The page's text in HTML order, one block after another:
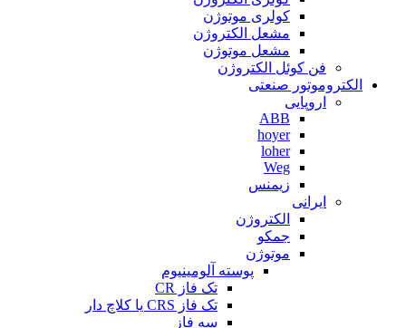
کولری موتوژن
مشعل الکتروژن
مشعل موتوژن
فن کوئل الکتروژن
الکتروموتور صنعتی
اروپایی
ABB
hoyer
loher
Weg
زیمنس
ایرانی
الکتروژن
جمکو
موتوژن
پوسته آلومینیوم
تک فاز CR
تک فاز CRS یا کلاچ دار
سه فاز